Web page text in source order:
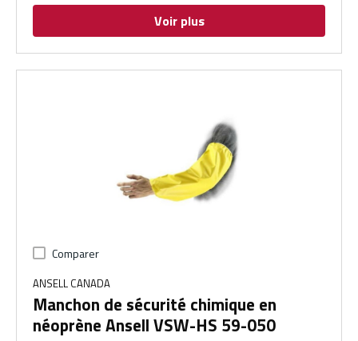
Voir plus
Comparer
ANSELL CANADA
Manchon de sécurité chimique en
néoprène Ansell VSW-HS 59-050